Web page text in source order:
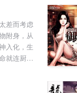
差而考虑
附身，从
入化，生
就连厨艺